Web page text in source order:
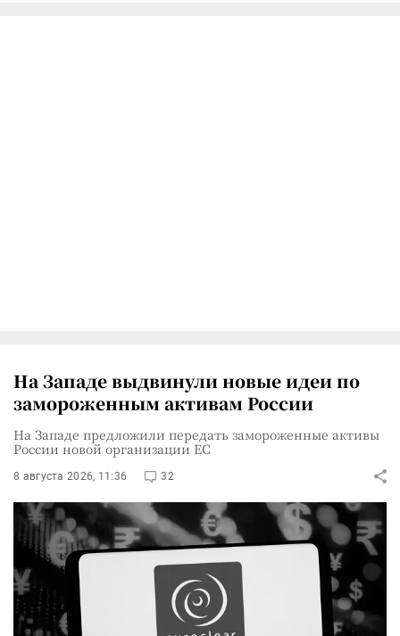
На Западе выдвинули новые идеи по
замороженным активам России
На Западе предложили передать замороженные активы
России новой организации ЕС
8 августа 2026, 11:36 32